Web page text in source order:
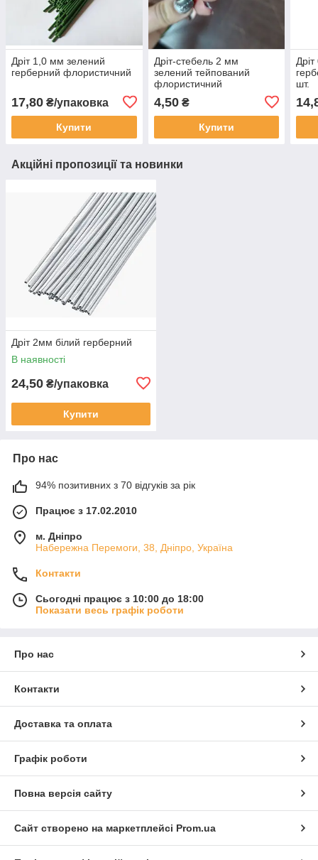
Дріт 1,0 мм зелений
герберний флористичний
17,80 ₴/упаковка
Купити
Дріт-стебель 2 мм
зелений тейпований
флористичний
4,50₴
Купити
шт.
Акційні пропозиції та новинки
Дріт 2мм білий герберний
В наявності
24,50 ₴/упаковка
Купити
Про нас
94% позитивних з 70 відгуків за рік
Працює з 17.02.2010
м. Дніпро
Набережна Перемоги, 38, Дніпро, Україна
Контакти
Сьогодні працює з 10:00 до 18:00
Показати весь графік роботи
Про нас
Контакти
Доставка та оплата
Графік роботи
Повна версія сайту
Сайт створено на маркетплейсі Prom.ua